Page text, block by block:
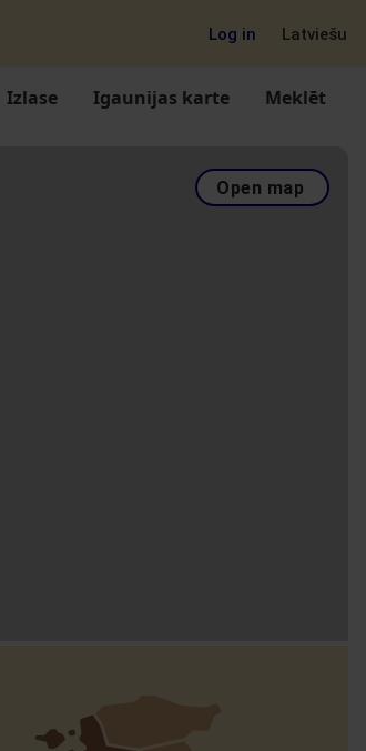
Log in Latviešu
Izlase Igaunijas karte Meklēt
Open map